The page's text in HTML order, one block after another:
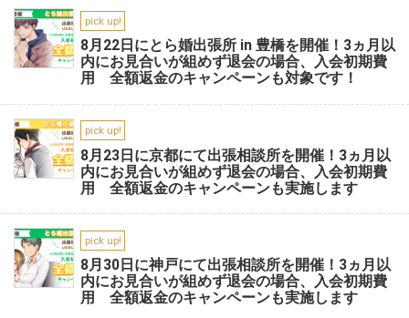
pick up!
8月22日にとら婚出張所 in 豊橋を開催！3ヵ月以
内にお見合いが組めず退会の場合、入会初期費
用 全額返金のキャンペーンも対象です！
pick up!
8月23日に京都にて出張相談所を開催！3ヵ月以
内にお見合いが組めず退会の場合、入会初期費
用 全額返金のキャンペーンも実施します
pick up!
8月30日に神戸にて出張相談所を開催！3ヵ月以
内にお見合いが組めず退会の場合、入会初期費
用 全額返金のキャンペーンも実施します